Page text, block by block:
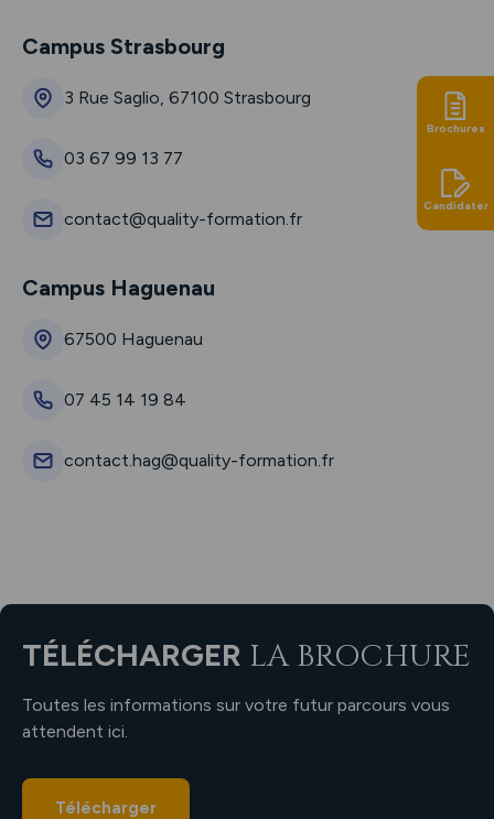
Campus Strasbourg
3 Rue Saglio, 67100 Strasbourg
03 67 99 13 77
contact@quality-formation.fr
Campus Haguenau
67500 Haguenau
07 45 14 19 84
contact.hag@quality-formation.fr
TÉLÉCHARGER LA BROCHURE
Toutes les informations sur votre futur parcours vous
attendent ici.
Télécharger
Brochures
Candidater